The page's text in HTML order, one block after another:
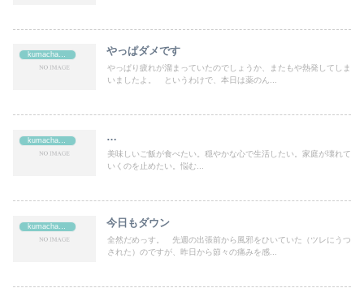
kumachan's やっぱダメです
やっぱり疲れが溜まっていたのでしょうか、またもや熱発してしま
いましたよ。 というわけで、本日は薬のん...
kumachan's …
美味しいご飯が食べたい。穏やかな心で生活したい。家庭が壊れて
いくのを止めたい。悩む...
今日もダウン
全然だめっす。 先週の出張前から風邪をひいていた（ツレにうつ
された）のですが、昨日から節々の痛みを感...